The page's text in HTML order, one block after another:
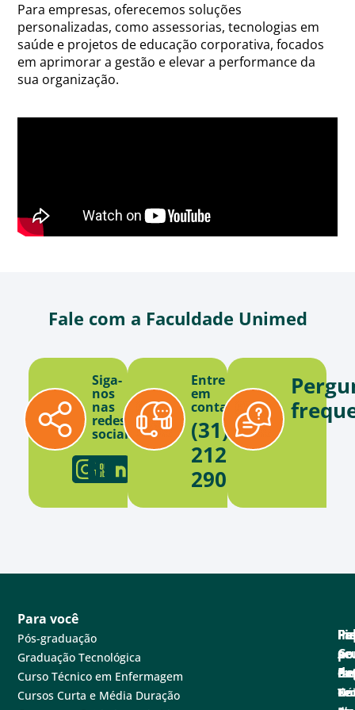
Para empresas, oferecemos soluções
personalizadas, como assessorias, tecnologias em
saúde e projetos de educação corporativa, focados
em aprimorar a gestão e elevar a performance da
sua organização.
Fale com a Faculdade Unimed
Siga-
nos
nas
redes
sociais
Entre
em
contato
(31)
2121-
2900
Para você
Pós-graduação
Graduação Tecnológica
Curso Técnico em Enfermagem
Cursos Curta e Média Duração
e
de
A